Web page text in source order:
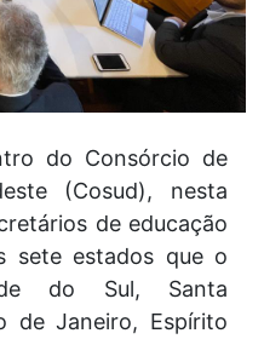
do Consórcio de
(Cosud), nesta
de educação
sete estados que o
do Sul, Santa
de Janeiro, Espírito